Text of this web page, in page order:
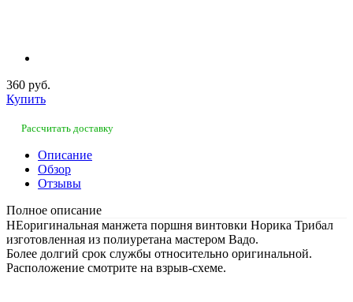
360 руб.
Купить
Рассчитать доставку
Описание
Обзор
Отзывы
Полное описание
НЕоригинальная манжета поршня винтовки Норика Трибал
изготовленная из полиуретана мастером Вадо.
Более долгий срок службы относительно оригинальной.
Расположение смотрите на взрыв-схеме.